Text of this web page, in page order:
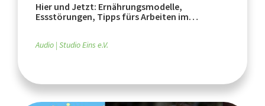
Hier und Jetzt: Ernährungsmodelle,
Essstörungen, Tipps fürs Arbeiten im
Audio Studio Eins e.V.